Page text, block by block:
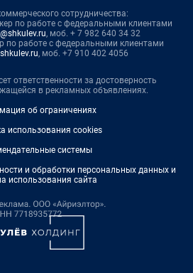
сотрудничества:
по работе с федеральными клиентами
, моб. + 7 982 640 34 32
по работе с федеральными клиентами
, моб. +7 910 402 4056
ответственности за достоверность
в рекламных объявлениях.
об ограничениях
использования cookies
системы
и обработки персональных данных и
использования сайта